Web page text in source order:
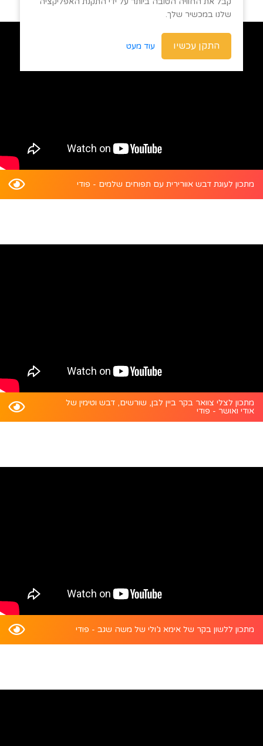
מתכון לעוגת דבש אוורירית עם תפוחים שלמים - פודי
מתכון לצלי צוואר בקר ביין לבן, שורשים, דבש וטימין של
אודי ואושר - פודי
מתכון ללשון בקר של אימא ג’ולי של משה שגב - פודי
שלנו במכשיר שלך.
התקן עכשיו עוד מעט